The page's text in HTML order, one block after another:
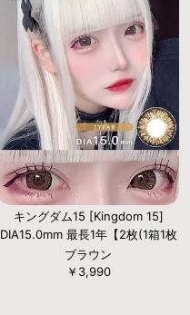
キングダム15 [Kingdom 15]
DIA15.0mm 最長1年【2枚(1箱1枚
ずつ)】
ブラウン
￥3,990